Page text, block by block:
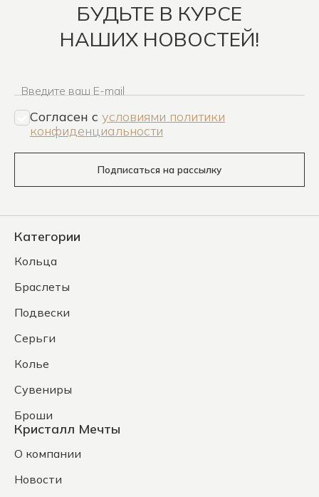
БУДЬТЕ В КУРСЕ
НАШИХ НОВОСТЕЙ!
Введите ваш E-mail
Согласен c условиями политики
конфиденциальности
Подписаться на рассылку
Категории
Кольца
Браслеты
Подвески
Серьги
Колье
Сувениры
Броши
Кристалл Мечты
О компании
Новости